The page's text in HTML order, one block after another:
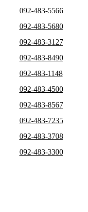
092-483-5566
092-483-5680
092-483-3127
092-483-8490
092-483-1148
092-483-4500
092-483-8567
092-483-7235
092-483-3708
092-483-3300